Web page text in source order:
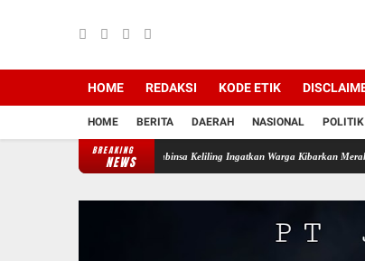
HOME REDAKSI KODE ETIK
HOME BERITA DAERAH NASIONAL POLITIK
BREAKING
NEWS
HUT RI ke-81, Babinsa Keliling Ingatkan Warga Kibarkan Merah Putih